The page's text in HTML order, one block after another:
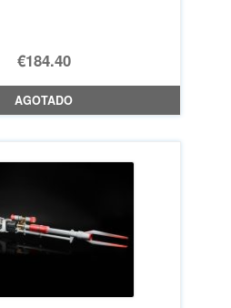
€184.40
AGOTADO